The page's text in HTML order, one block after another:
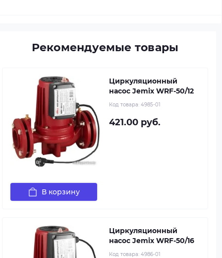
Рекомендуемые товары
Циркуляционный
насос Jemix WRF-50/12
Код товара: 4985-01
421.00 руб.
В корзину
Циркуляционный
насос Jemix WRF-50/16
Код товара: 4986-01